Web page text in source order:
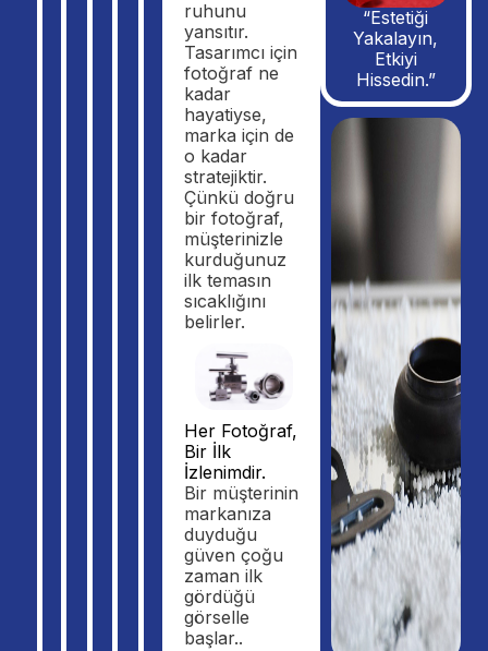
ruhunu
yansıtır.
Tasarımcı için
fotoğraf ne
kadar
hayatiyse,
marka için de
o kadar
stratejiktir.
Çünkü doğru
bir fotoğraf,
müşterinizle
kurduğunuz
ilk temasın
sıcaklığını
belirler.
Her Fotoğraf,
Bir İlk
İzlenimdir.
Bir müşterinin
markanıza
duyduğu
güven çoğu
zaman ilk
gördüğü
görselle
başlar..
“Estetiği
Yakalayın,
Etkiyi
Hissedin.”